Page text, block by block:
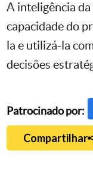
A inteligência
capacidade do
la e utilizá-la
decisões
Patrocinado por:
Compartilhar